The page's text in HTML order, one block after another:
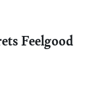
Feelgood